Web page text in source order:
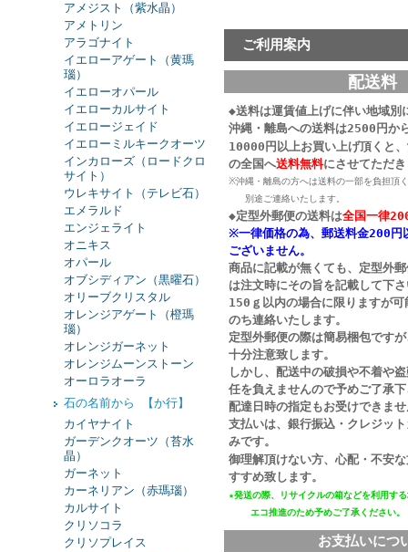
アメジスト（紫水晶）
アメトリン
アラゴナイト
イエローアゲート（黄瑪
瑙）
イエローオパール
イエローカルサイト
イエロージェイド
イエローミルキークオーツ
インカローズ（ロードクロ
サイト）
ウレキサイト（テレビ石）
エメラルド
エンジェライト
オニキス
オパール
オブシディアン（黒曜石）
オリーブクリスタル
オレンジアゲート（橙瑪
瑙）
オレンジガーネット
オレンジムーンストーン
オーロラオーラ
石の名前から 【か行】
カイヤナイト
ガーデンクオーツ（苔水
晶）
ガーネット
カーネリアン（赤瑪瑙）
カルサイト
クリソコラ
クリソプレイス
ご利用案内
配送料
◆送料は運賃値上げに伴い地域別
沖縄・離島への送料は2500円か
10000円以上お買い上げ頂くと
の全国へ送料無料にさせてただ
※沖縄・離島の方へは送料の一部を負担頂
別途ご連絡いたします。
◆定型外郵便の送料は全国一律
※一律価格の為、郵送料金200円
ございません。
商品に記載が無くても、定型外
は注文時にその旨を記載して下
150ｇ以内の場合に限りますが
のち連絡いたします。
定型外郵便の際は簡易梱包です
十分注意致します。
しかし、配送中の破損や不着や
任を負えませんので予めご了承
配達日時の指定もお受けできま
支払いは、銀行振込・クレジッ
みです。
御理解頂けない方、心配・不安
すすめ致します。
★発送の際、リサイクルの箱などを利用す
エコ推進のため予めご了承ください。
お支払いにつ